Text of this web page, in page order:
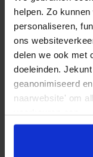
helpen. Zo
personaliseren,
ons
delen we ook met
doeleinden.
geanonimiseerd
naarwebsite' om
Chroom delen
Dimlichten
Elektronische
Getint glas
Toyota Yaris
1.5 Hybrid First Edition
2022 74.716 km
€ 22.945